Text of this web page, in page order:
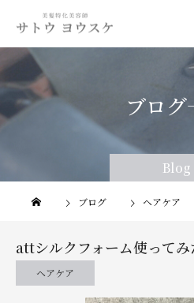
Blog
Blog
ブログ
ブログ ヘアケア
attシルクフォーム使ってみ
ヘアケア